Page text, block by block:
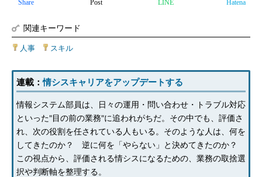
Share Post LINE Hatena
関連キーワード
人事 スキル
連載：情シスキャリアをアップデートする
情報システム部員は、日々の運用・問い合わせ・トラブル対応
といった"目の前の業務"に追われがちだ。その中でも、評価さ
れ、次の役割を任されている人もいる。そのような人は、何を
してきたのか？ 逆に何を「やらない」と決めてきたのか？
この視点から、評価される情シスになるための、業務の取捨選
択や判断軸を整理する。